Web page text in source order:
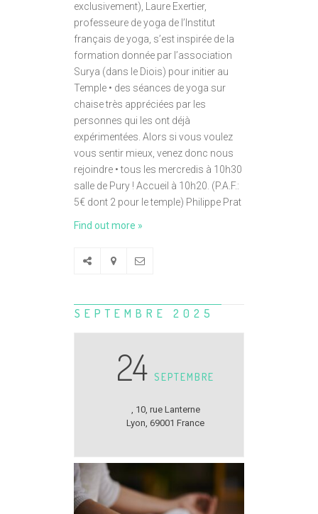
exclusivement), Laure Exertier,
professeure de yoga de l’Institut
français de yoga, s’est inspirée de la
formation donnée par l’association
Surya (dans le Diois) pour initier au
Temple • des séances de yoga sur
chaise très appréciées par les
personnes qui les ont déjà
expérimentées. Alors si vous voulez
vous sentir mieux, venez donc nous
rejoindre • tous les mercredis à 10h30
salle de Pury ! Accueil à 10h20. (P.A.F.:
5€ dont 2 pour le temple) Philippe Prat
Find out more »
SEPTEMBRE 2025
24 SEPTEMBRE
, 10, rue Lanterne
Lyon, 69001 France